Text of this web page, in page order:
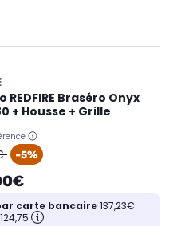
REDFIRE Braséro Onyx
+ Housse + Grille
-5%
carte bancaire137,23€